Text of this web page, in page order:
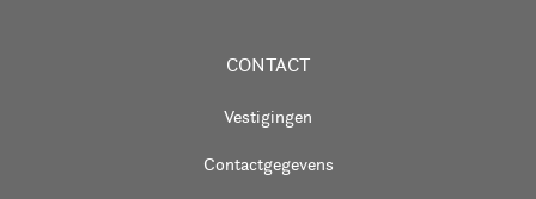
CONTACT
Vestigingen
Contactgegevens